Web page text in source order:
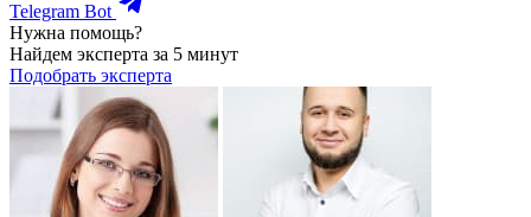
Telegram Bot
Нужна помощь?
Найдем эксперта за 5 минут
Подобрать эксперта